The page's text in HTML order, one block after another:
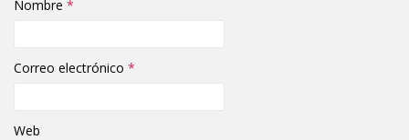
Nombre *
Correo electrónico *
Web